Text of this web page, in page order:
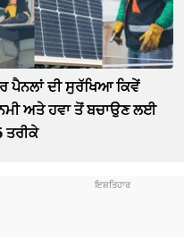
ਪੈਨਲਾਂ ਦੀ ਸੁਰੱਖਿਆ ਕਿਵੇਂ
ਅਤੇ ਹਵਾ ਤੋਂ ਬਚਾਉਣ ਲਈ